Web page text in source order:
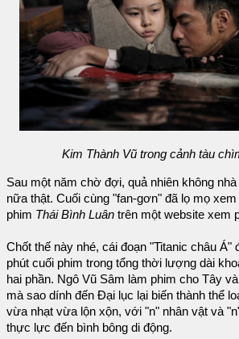
Kim Thành Vũ trong cảnh tàu
Sau một năm chờ đợi, quả nhiên không
nữa thật. Cuối cùng "fan-gơn" đã lọ mọ
phim Thái Bình Luân trên một website xem
Chốt thế này nhé, cái đoạn "Titanic châu Á"
phút cuối phim trong tổng thời lượng dài
hai phần. Ngô Vũ Sâm làm phim cho Tây
mà sao dính đến Đại lục lại biến thành thể
vừa nhạt vừa lộn xộn, với "n" nhân vật và
thực lực đến bình bông di động.